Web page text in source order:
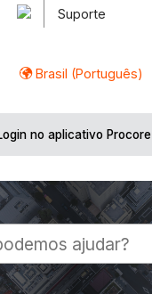
Suporte
Brasil (Português)
no aplicativo Procore